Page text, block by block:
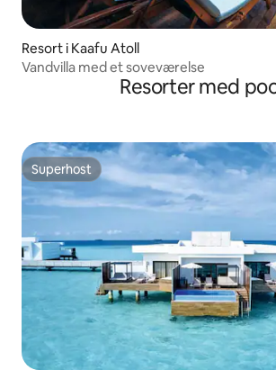
Resort i Kaafu Atoll
Vandvilla med et soveværelse
Resorter med
Superhost
Superhost